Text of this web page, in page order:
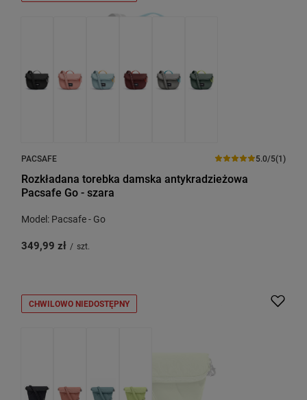
PACSAFE 5.0/5(1)
Rozkładana torebka damska antykradzieżowa
Pacsafe Go - szara
Model: Pacsafe - Go
349,99 zł / szt.
CHWILOWO NIEDOSTĘPNY